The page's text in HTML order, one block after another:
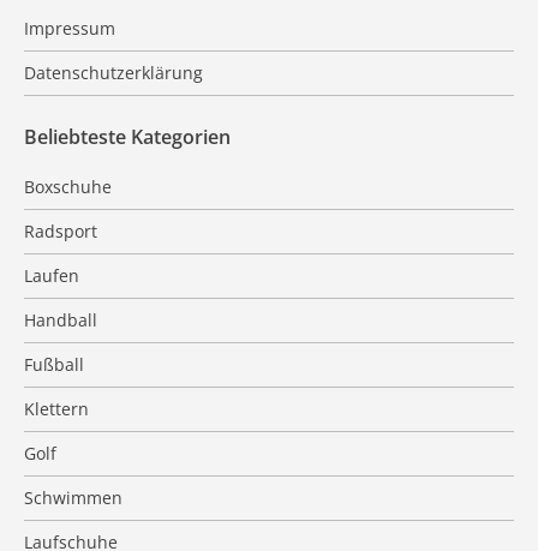
Impressum
Datenschutzerklärung
Beliebteste Kategorien
Boxschuhe
Radsport
Laufen
Handball
Fußball
Klettern
Golf
Schwimmen
Laufschuhe